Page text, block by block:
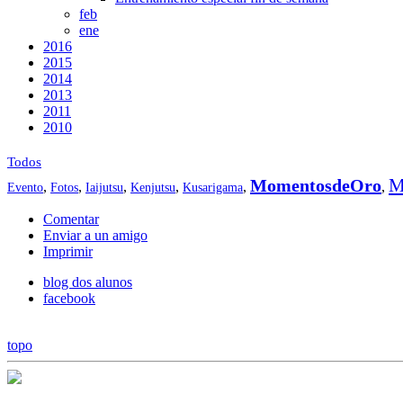
feb
ene
2016
2015
2014
2013
2011
2010
Todos
Evento, Fotos, Iaijutsu, Kenjutsu, Kusarigama, MomentosdeOro,
Comentar
Enviar a un amigo
Imprimir
blog dos alunos
facebook
topo